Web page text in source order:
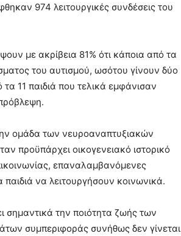
974 λειτουργικές συνδέσεις του
με ακρίβεια 81% ότι κάποια από τα
του αυτισμού, ωσότου γίνουν δύο
11 παιδιά που τελικά εμφάνισαν
ομάδα των νευροαναπτυξιακών
προϋπάρχει οικογενειακό ιστορικό
επαναλαμβανόμενες
να λειτουργήσουν κοινωνικά.
σημαντικά την ποιότητα ζωής των
συμπεριφοράς συνήθως δεν γίνεται